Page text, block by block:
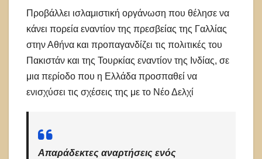
Προβάλλει ισλαμιστική οργάνωση που θέλησε να
κάνει πορεία εναντίον της πρεσβείας της Γαλλίας
στην Αθήνα και προπαγανδίζει τις πολιτικές του
Πακιστάν και της Τουρκίας εναντίον της Ινδίας, σε
μια περίοδο που η Ελλάδα προσπαθεί να
ενισχύσει τις σχέσεις της με το Νέο Δελχί
Απαράδεκτες αναρτήσεις ενός